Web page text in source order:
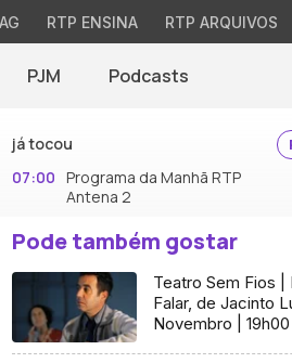
RTP ENSINA RTP ARQUIVOS
PJM Podcasts
já tocou
07:00 Programa da Manhã RTP
Antena 2
Pode também gostar
Teatro Sem Fios |
Falar, de Jacinto
Novembro | 19h00